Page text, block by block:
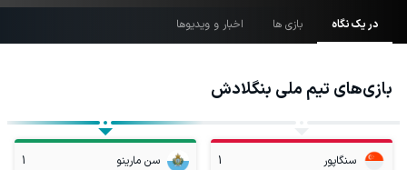
در یک نگاه بازی ها اخبار و ویدیوها
بازی‌های تیم ملی بنگلادش
سنگاپور
1
سن مارینو
1